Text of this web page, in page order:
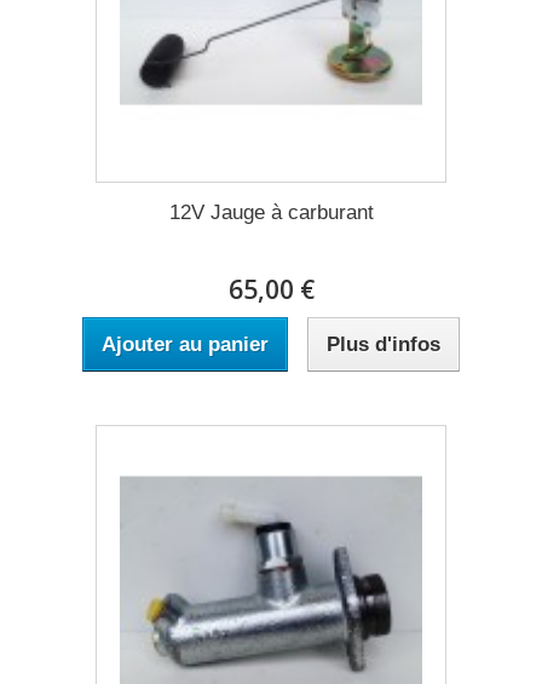
12V Jauge à carburant
65,00 €
Ajouter au panier Plus d'infos